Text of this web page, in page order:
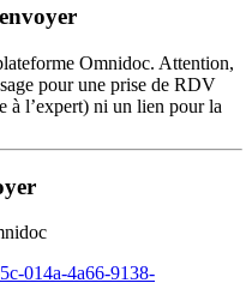
Omnidoc. Attention,
pour une prise de RDV
à l’expert) ni un lien pour la
014a-4a66-9138-